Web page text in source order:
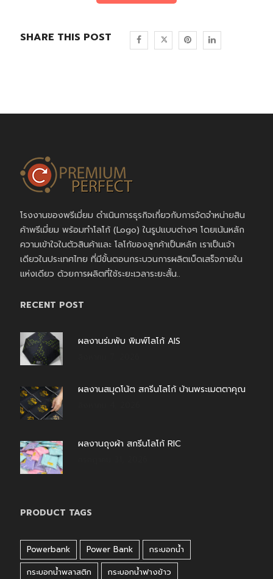
SHARE THIS POST
โรงงานของพรีเมี่ยม ดำเนินการธุรกิจเกี่ยวกับการจัดจำหน่ายสิน
ค้าพรีเมี่ยม พร้อมทำโลโก้ (Logo) ในรูปแบบต่างๆ โดยเน้นหลัก
ความเข้าใจในตัวสินค้าและ โลโก้ของลูกค้าเป็นหลัก เราเป็นเจ้า
เดียวในประเทศไทย ที่มีขั้นตอนกระบวนการผลิตเบ็ดเสร็จภายใน
แห่งเดียว ด้วยการผลิตที่ใช้ระยะเวลาระยะสั้น..
RECENT POST
ผลงานร่มพับ พิมพ์โลโก้ AIS
ผลงานสมุดโน้ต สกรีนโลโก้ บ้านพระเมตตาคุณ
ผลงานถุงผ้า สกรีนโลโก้ RIC
PRODUCT TAGS
Powerbank Power Bank
กระบอกน้ำ
กระบอกน้ำพลาสติก
กระบอกน้ำฟางข้าว